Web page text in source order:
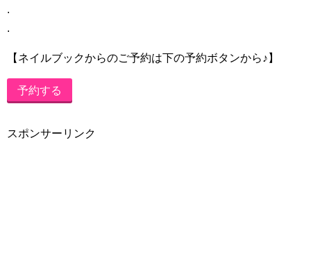
.
.
【ネイルブックからのご予約は下の予約ボタンから♪】
予約する
スポンサーリンク